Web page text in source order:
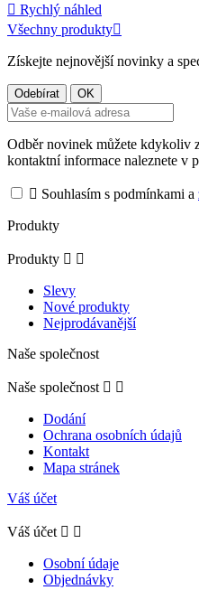
 Rychlý náhled
Všechny produkty
Získejte nejnovější novinky a
Odběr novinek můžete kdykoliv
kontaktní informace naleznete v
 Souhlasím s podmínkami a
Produkty
Produkty  
Slevy
Nové produkty
Nejprodávanější
Naše společnost
Naše společnost  
Dodání
Ochrana osobních údajů
Kontakt
Mapa stránek
Váš účet
Váš účet  
Osobní údaje
Objednávky